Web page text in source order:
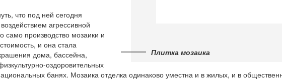
Плитка мозаика
что под ней сегодня
агрессивной
само производство мозаики и
и она стала
дома, бассейна,
оздоровительных
банях. Мозаика отделка одинаково уместна и в жилых, и в